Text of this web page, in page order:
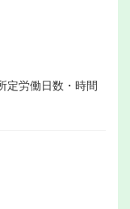
定労働日数・時間